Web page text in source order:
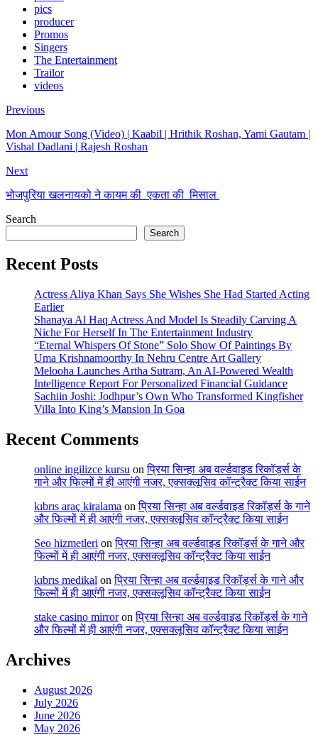
pics
producer
Promos
Singers
The Entertainment
Trailor
videos
Previous
Mon Amour Song (Video) | Kaabil | Hrithik Roshan, Yami Gautam |
Vishal Dadlani | Rajesh Roshan
Next
भोजपुरिया खलनायको ने कायम की एकता की मिसाल
Search
Search
Recent Posts
Actress Aliya Khan Says She Wishes She Had Started Acting
Earlier
Shanaya Al Haq Actress And Model Is Steadily Carving A
Niche For Herself In The Entertainment Industry
“Eternal Whispers Of Stone” Solo Show Of Paintings By
Uma Krishnamoorthy In Nehru Centre Art Gallery
Melooha Launches Artha Sutram, An AI-Powered Wealth
Intelligence Report For Personalized Financial Guidance
Sachiin Joshi: Jodhpur’s Own Who Transformed Kingfisher
Villa Into King’s Mansion In Goa
Recent Comments
online ingilizce kursu onप्रिया सिन्हा अब वर्ल्डवाइड रिकॉर्ड्स के
गाने और फिल्मों में ही आएंगी नजर, एक्सक्लूसिव कॉन्ट्रैक्ट किया साईन
kıbrıs araç kiralama onप्रिया सिन्हा अब वर्ल्डवाइड रिकॉर्ड्स के गाने
और फिल्मों में ही आएंगी नजर, एक्सक्लूसिव कॉन्ट्रैक्ट किया साईन
Seo hizmetleri onप्रिया सिन्हा अब वर्ल्डवाइड रिकॉर्ड्स के गाने और
फिल्मों में ही आएंगी नजर, एक्सक्लूसिव कॉन्ट्रैक्ट किया साईन
kıbrıs medikal onप्रिया सिन्हा अब वर्ल्डवाइड रिकॉर्ड्स के गाने और
फिल्मों में ही आएंगी नजर, एक्सक्लूसिव कॉन्ट्रैक्ट किया साईन
stake casino mirroronप्रिया सिन्हा अब वर्ल्डवाइड रिकॉर्ड्स के गाने
और फिल्मों में ही आएंगी नजर, एक्सक्लूसिव कॉन्ट्रैक्ट किया साईन
Archives
August 2026
July 2026
June 2026
May 2026